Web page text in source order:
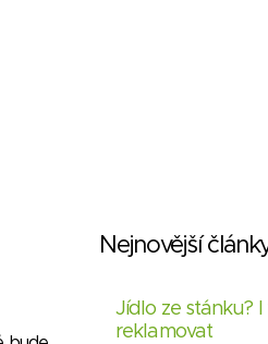
Nejnovější
Jídlo ze stánku?
reklamovat